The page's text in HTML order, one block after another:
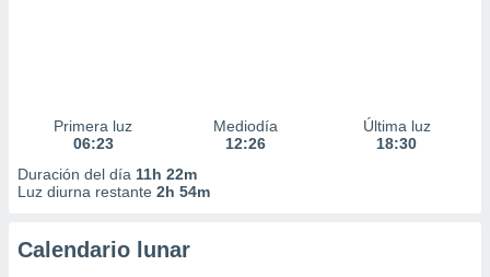
Primera luz
06:23
Mediodía
12:26
Última luz
18:30
Duración del día 11h 22m
Luz diurna restante 2h 54m
Calendario lunar